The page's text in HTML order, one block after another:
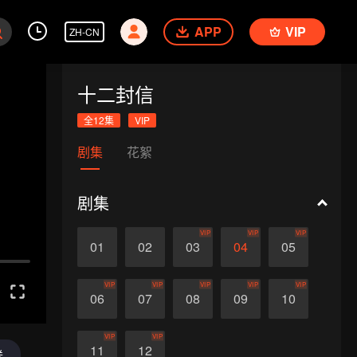
ZH-CN APP VIP
十二封信
全12集 VIP
剧集 花絮
剧集
01 02 03
VIP
04
VIP
05
VIP
06
VIP
07
VIP
08
VIP
09
VIP
10
VIP
11
VIP
12
VIP